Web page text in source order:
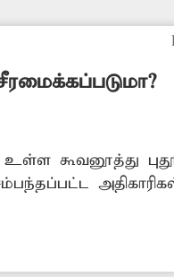
கூவனூத்து